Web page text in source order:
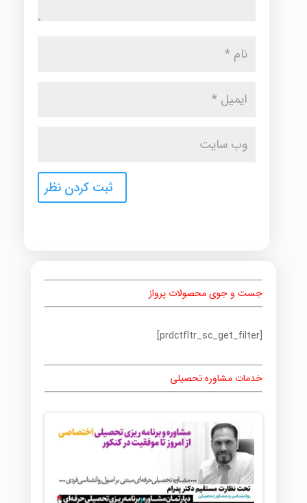
جست و جوی محصولات پرواز
[prdctfltr_sc_get_filter]
خدمات مشاوره تحصیلی